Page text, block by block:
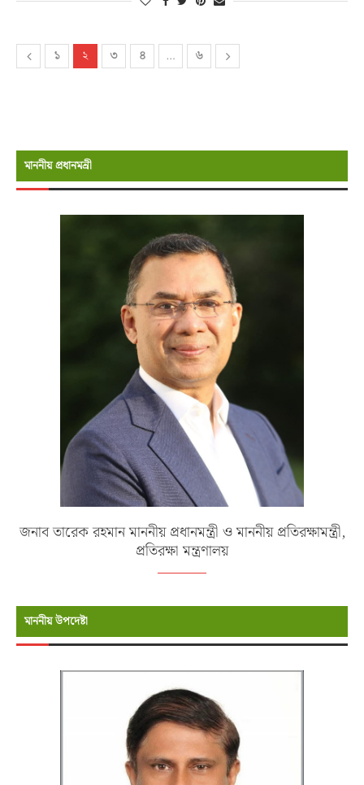
১ ২ ৩ ৪ … ৬
মাননীয় প্রধানমন্রী
জনাব তারেক রহমান মাননীয় প্রধানমন্ত্রী ও মাননীয় প্রতিরক্ষামন্ত্রী,
প্রতিরক্ষা মন্ত্রণালয়
মাননীয় উপদেষ্টা